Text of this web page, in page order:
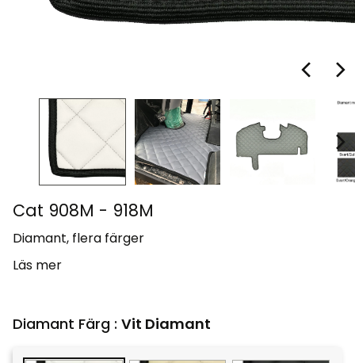
Cat 908M - 918M
Diamant, flera färger
Läs mer
Diamant Färg : Vit Diamant